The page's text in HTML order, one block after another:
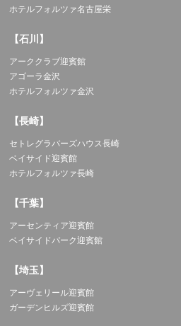
ホテルフォルツァ名古屋栄
【石川】
アーククラブ迎賓館
アゴーラ金沢
ホテルフォルツァ金沢
【長崎】
セトレグラバーズハウス長崎
ベイサイド迎賓館
ホテルフォルツァ長崎
【千葉】
アーセンティア迎賓館
ベイサイドパーク迎賓館
【埼玉】
アーヴェリール迎賓館
ガーデンヒルズ迎賓館